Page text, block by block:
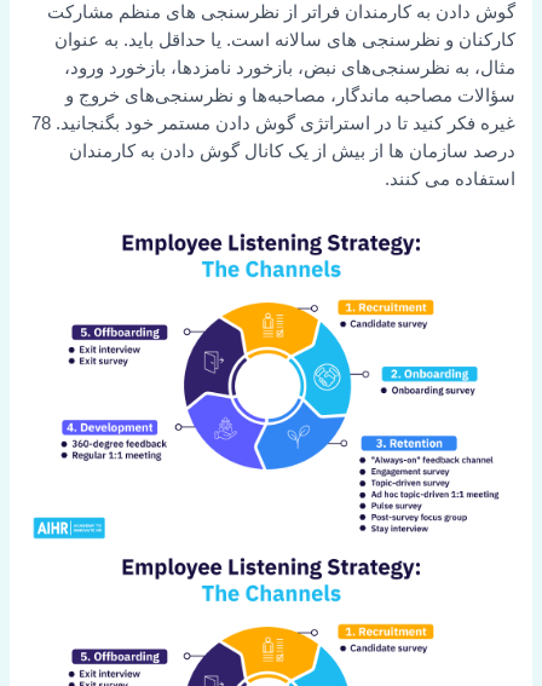
گوش دادن به کارمندان فراتر از نظرسنجی های منظم مشارکت
کارکنان و نظرسنجی های سالانه است. یا حداقل باید. به عنوان
مثال، به نظرسنجی‌های نبض، بازخورد نامزدها، بازخورد ورود،
سؤالات مصاحبه ماندگار، مصاحبه‌ها و نظرسنجی‌های خروج و
غیره فکر کنید تا در استراتژی گوش دادن مستمر خود بگنجانید. 78
درصد سازمان ها از بیش از یک کانال گوش دادن به کارمندان
استفاده می کنند.